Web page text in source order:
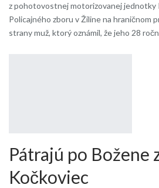
z pohotovostnej motorizovanej
Policajného zboru v Žiline na hraničnom
strany muž, ktorý oznámil, že jeho 28
Pátrajú po Božene
Kočkoviec